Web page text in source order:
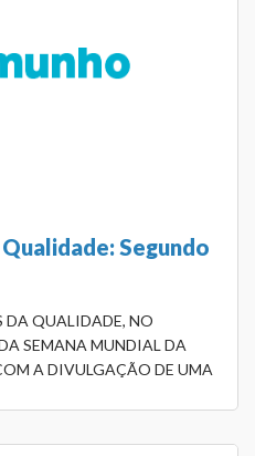
Segundo
QUALIDADE, NO
SEMANA MUNDIAL DA
A DIVULGAÇÃO DE UMA